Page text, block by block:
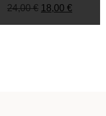
24,00€ 18,00 €